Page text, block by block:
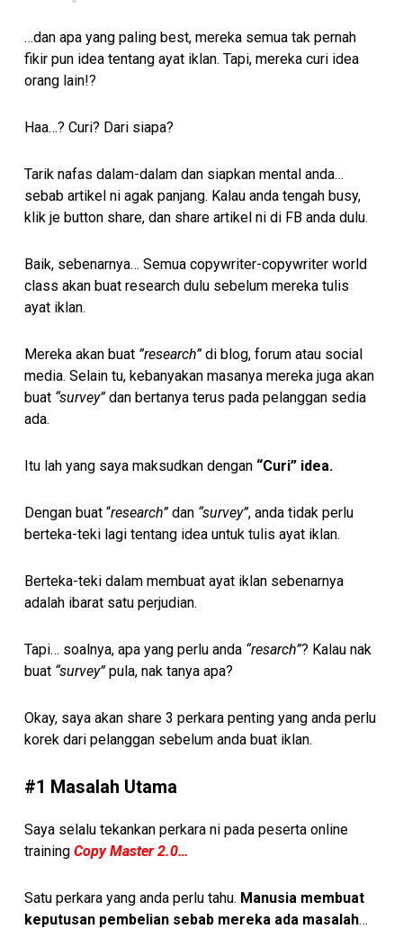
…dan apa yang paling best, mereka semua tak pernah
fikir pun idea tentang ayat iklan. Tapi, mereka curi idea
orang lain!?
Haa…? Curi? Dari siapa?
Tarik nafas dalam-dalam dan siapkan mental anda…
sebab artikel ni agak panjang. Kalau anda tengah busy,
klik je button share, dan share artikel ni di FB anda dulu.
Baik, sebenarnya… Semua copywriter-copywriter world
class akan buat research dulu sebelum mereka tulis
ayat iklan.
Mereka akan buat ”research”di blog, forum atau social
media. Selain tu, kebanyakan masanya mereka juga akan
buat “survey”dan bertanya terus pada pelanggan sedia
ada.
Itu lah yang saya maksudkan dengan “Curi” idea.
Dengan buat “research”dan “survey”, anda tidak perlu
berteka-teki lagi tentang idea untuk tulis ayat iklan.
Berteka-teki dalam membuat ayat iklan sebenarnya
adalah ibarat satu perjudian.
Tapi… soalnya, apa yang perlu anda “resarch”? Kalau nak
buat “survey”pula, nak tanya apa?
Okay, saya akan share 3 perkara penting yang anda perlu
korek dari pelanggan sebelum anda buat iklan.
#1 Masalah Utama
Saya selalu tekankan perkara ni pada peserta online
trainingCopy Master 2.0…
Satu perkara yang anda perlu tahu. Manusia membuat
keputusan pembelian sebab mereka ada masalah…